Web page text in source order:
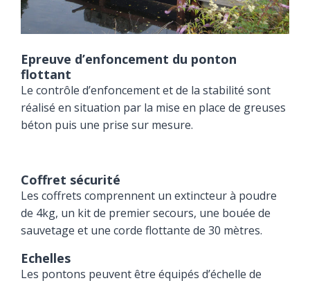
Epreuve d’enfoncement du ponton
flottant
Le contrôle d’enfoncement et de la stabilité sont
réalisé en situation par la mise en place de greuses
béton puis une prise sur mesure.
Coffret sécurité
Les coffrets comprennent un extincteur à poudre
de 4kg, un kit de premier secours, une bouée de
sauvetage et une corde flottante de 30 mètres.
Echelles
Les pontons peuvent être équipés d’échelle de